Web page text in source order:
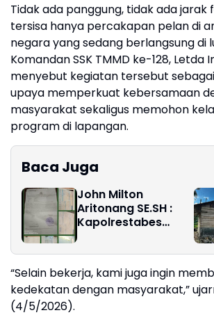
Tidak ada panggung, tidak ada jarak
tersisa hanya percakapan pelan di
negara yang sedang berlangsung di
Komandan SSK TMMD ke-128, Letda
menyebut kegiatan tersebut
upaya memperkuat kebersamaan
masyarakat sekaligus memohon
program di lapangan.
Baca Juga
John Milton
Aritonang SE.SH :
Kapolrestabes
Tangkap dan Tahan
Khim"
“Selain bekerja, kami juga ingin
kedekatan dengan masyarakat,”
(4/5/2026).